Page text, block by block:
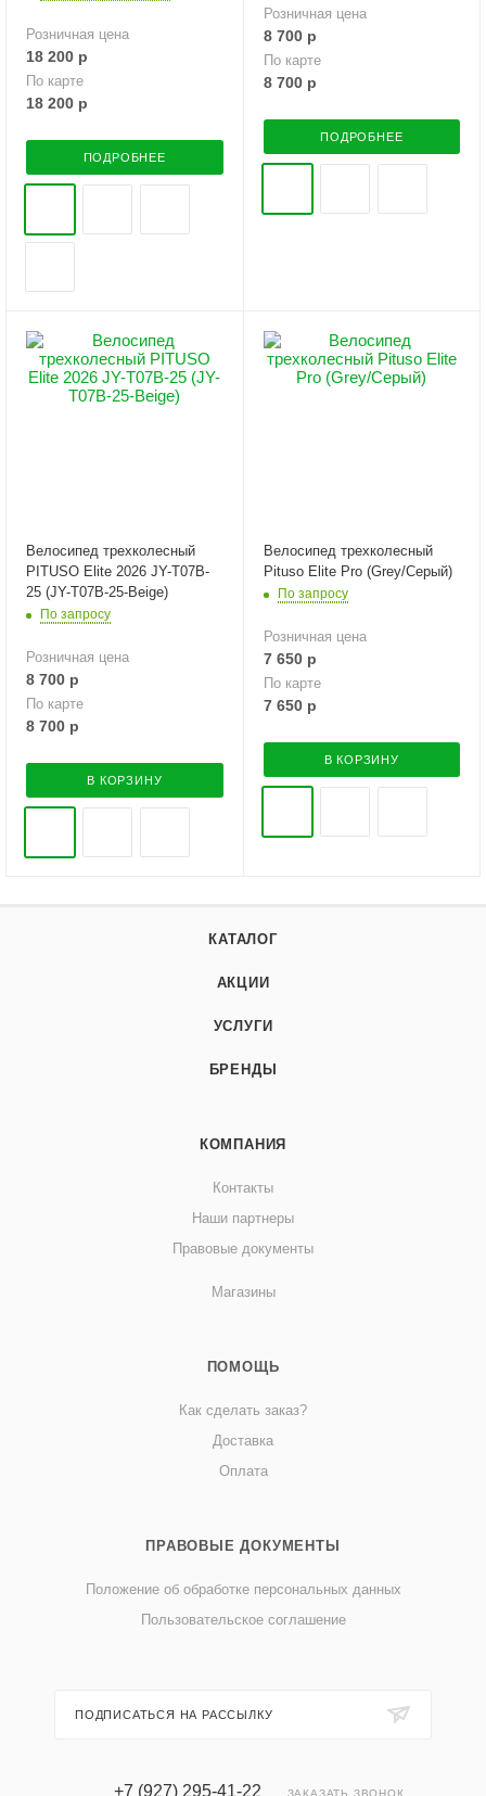
Розничная цена
18 200 р
По карте
18 200 р
ПОДРОБНЕЕ
Розничная цена
8 700р
По карте
8 700р
ПОДРОБНЕЕ
Велосипед трехколесный
PITUSO Elite 2026 JY-T07B-
25 (JY-T07B-25-Beige)
По запросу
Розничная цена
8 700 р
По карте
8 700 р
В КОРЗИНУ
Велосипед трехколесный
Pituso Elite Pro (Grey/Серый)
По запросу
Розничная цена
7 650р
По карте
7 650р
В КОРЗИНУ
КАТАЛОГ
АКЦИИ
УСЛУГИ
БРЕНДЫ
КОМПАНИЯ
Контакты
Наши партнеры
Правовые документы
Магазины
ПОМОЩЬ
Как сделать заказ?
Доставка
Оплата
ПРАВОВЫЕ ДОКУМЕНТЫ
Положение об обработке персональных данных
Пользовательское соглашение
ПОДПИСАТЬСЯ НА РАССЫЛКУ
+7 (927) 295-41-22 ЗАКАЗАТЬ ЗВОНОК